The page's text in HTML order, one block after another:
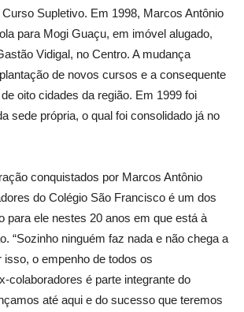
Supletivo. Em 1998, Marcos Antônio
para Mogi Guaçu, em imóvel alugado,
Vidigal, no Centro. A mudança
de novos cursos e a consequente
oito cidades da região. Em 1999 foi
sede própria, o qual foi consolidado já no
conquistados por Marcos Antônio
do Colégio São Francisco é um dos
para ele nestes 20 anos em que está à
“Sozinho ninguém faz nada e não chega a
isso, o empenho de todos os
colaboradores é parte integrante do
até aqui e do sucesso que teremos